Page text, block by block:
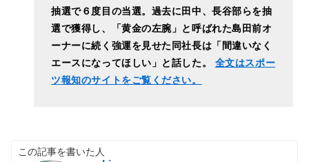
抽選で６度目の当選。過去に田中、長谷部らを抽
選で獲得し、「黄金の左腕」と呼ばれた島田前オ
ーナーに続く強運を見せた同社長は「間違いなく
エースになってほしい」と話した。 全文はスポー
ツ報知のサイトをご覧ください。
この記事を書いた人